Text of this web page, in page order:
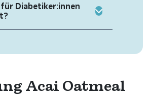
Diabetiker:innen
Acai Oatmeal